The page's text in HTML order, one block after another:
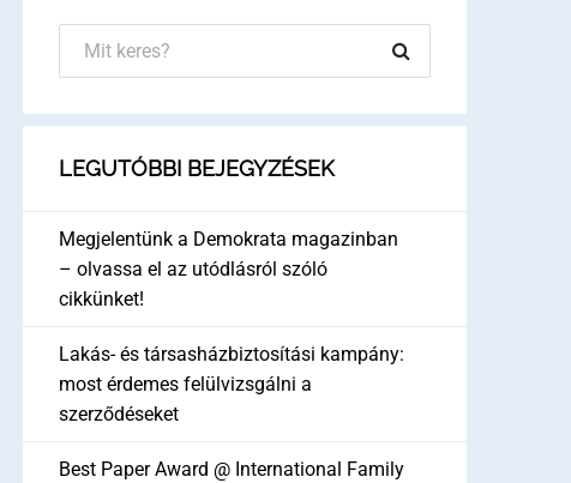
LEGUTÓBBI BEJEGYZÉSEK
Megjelentünk a Demokrata magazinban
– olvassa el az utódlásról szóló
cikkünket!
Lakás- és társasházbiztosítási kampány:
most érdemes felülvizsgálni a
szerződéseket
Best Paper Award @ International Family